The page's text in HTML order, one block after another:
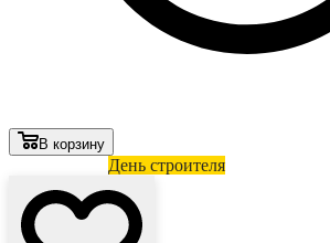
В корзину
День строителя